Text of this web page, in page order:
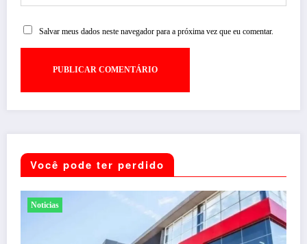
Salvar meus dados neste navegador para a próxima vez que eu comentar.
Você pode ter perdido